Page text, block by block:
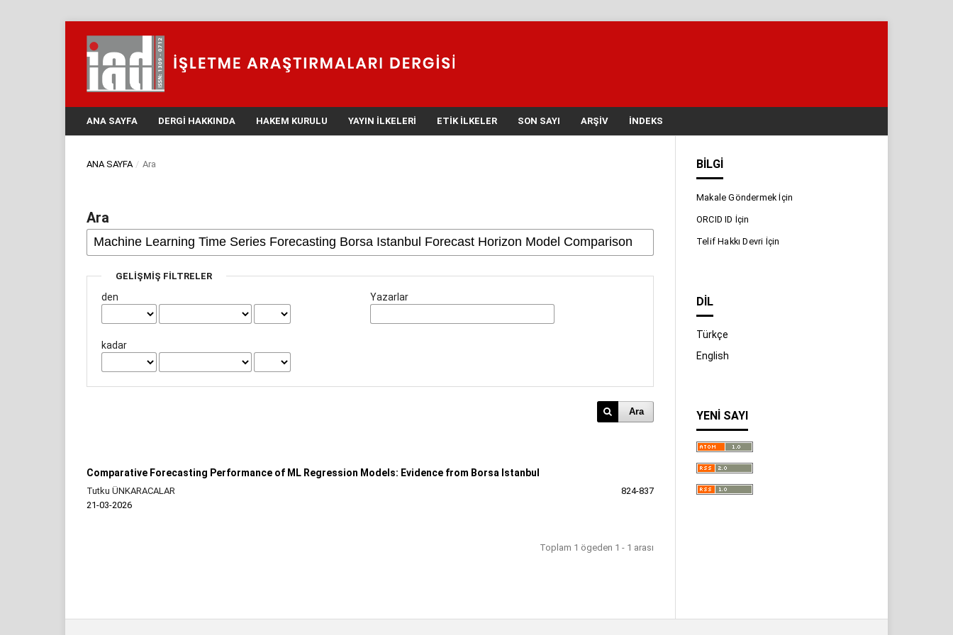
ANA SAYFA DERGI HAKKINDA HAKEM KURULU YAYIN İLKELERI ETIK İLKELER SON SAYI ARŞIV İNDEKS
ANA SAYFA / Ara
Ara
GELIŞMIŞ FILTRELER
den
kadar
Yazarlar
Ara
Comparative Forecasting Performance of ML Regression Models: Evidence from Borsa Istanbul
Tutku ÜNKARACALAR
824-837
21-03-2026
Toplam 1 ögeden 1 - 1 arası
BILGI
Makale Göndermek İçin
ORCID ID İçin
Telif Hakkı Devri İçin
DIL
Türkçe
English
YENI SAYI